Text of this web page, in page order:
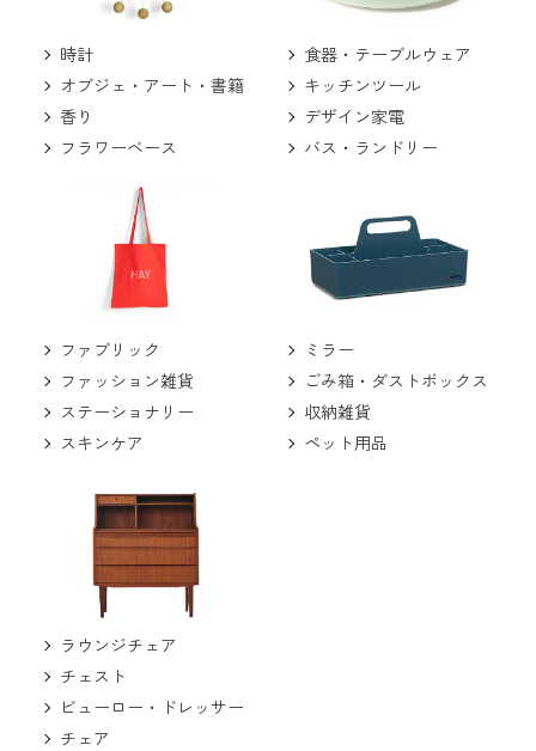
時計
オブジェ・アート・書籍
香り
フラワーベース
食器・テーブルウェア
キッチンツール
デザイン家電
バス・ランドリー
ファブリック
ファッション雑貨
ステーショナリー
スキンケア
ミラー
ごみ箱・ダストボックス
収納雑貨
ペット用品
ラウンジチェア
チェスト
ビューロー・ドレッサー
チェア